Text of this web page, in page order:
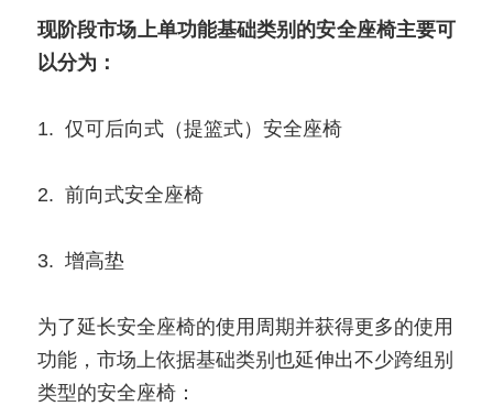
现阶段市场上单功能基础类别的安全座椅主要可
以分为：
1.  仅可后向式（提篮式）安全座椅
2.  前向式安全座椅
3.  增高垫
为了延长安全座椅的使用周期并获得更多的使用
功能，市场上依据基础类别也延伸出不少跨组别
类型的安全座椅：